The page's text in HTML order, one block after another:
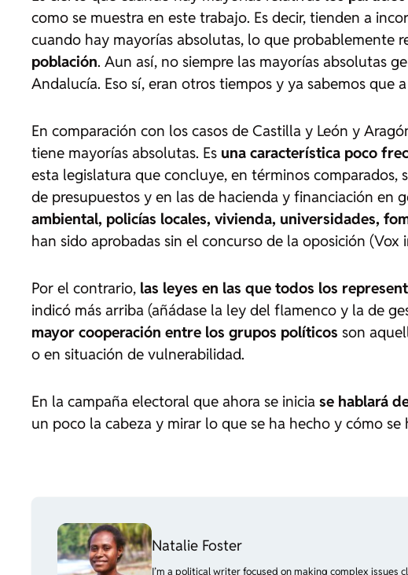
como se muestra en este trabajo. Es decir, tienden a
cuando hay mayorías absolutas, lo que probablemente
población. Aun así, no siempre las mayorías absolutas
Andalucía. Eso sí, eran otros tiempos y ya sabemos que
En comparación con los casos de Castilla y León y
tiene mayorías absolutas. Es una característica poco
esta legislatura que concluye, en términos
de presupuestos y en las de hacienda y financiación en
ambiental, policías locales, vivienda, universidades,
han sido aprobadas sin el concurso de la oposición
Por el contrario, las leyes en las que todos los
indicó más arriba (añádase la ley del flamenco y la de
mayor cooperación entre los grupos políticos son
o en situación de vulnerabilidad.
En la campaña electoral que ahora se inicia se hablará
un poco la cabeza y mirar lo que se ha hecho y cómo
Natalie Foster
I’m a political writer focused on making complex